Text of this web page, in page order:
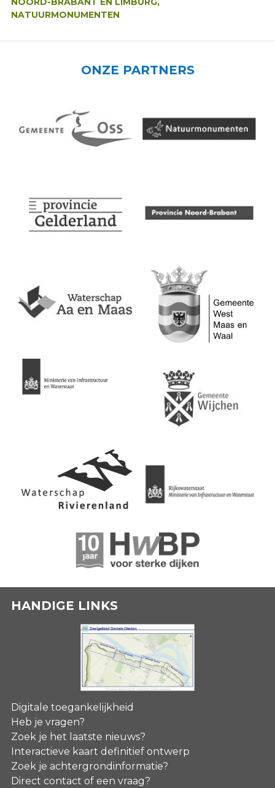
NATUURMONUMENTEN
ONZE PARTNERS
HANDIGE LINKS
Digitale toegankelijkheid
Heb je vragen?
Zoek je het laatste nieuws?
Interactieve kaart definitief ontwerp
Zoek je achtergrondinformatie?
Direct contact of een vraag?